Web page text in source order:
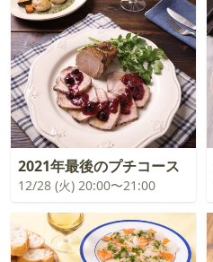
2021年最後のプチコース
12/28 (火) 20:00〜21:00